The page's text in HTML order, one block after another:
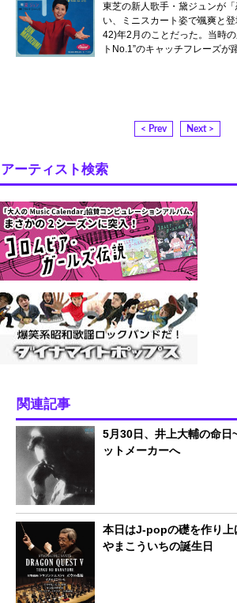
東芝の新人歌手・黛ジュンが
い、ミニスカート姿で颯爽と
42)年2月のことだった。当時
トNo.1”のキャッチフレーズが
< Prev Next >
アーティスト検索
関連記事
5月30日、井上大輔の命日
ットメーカーへ
本日はJ-popの礎を作り上
やまこういちの誕生日